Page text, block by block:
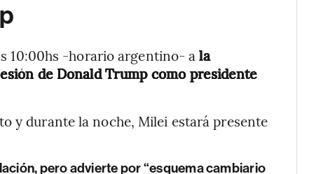
10:00hs -horario argentino- ala
de Donald Trump como presidente
y durante la noche, Milei estará presente
pero advierte por “esquema cambiario